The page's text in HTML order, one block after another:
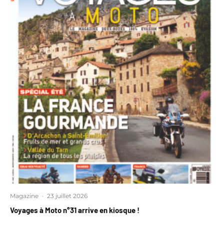
Magazine · 23 juillet 2026
Voyages à Moto n°31 arrive en kiosque !